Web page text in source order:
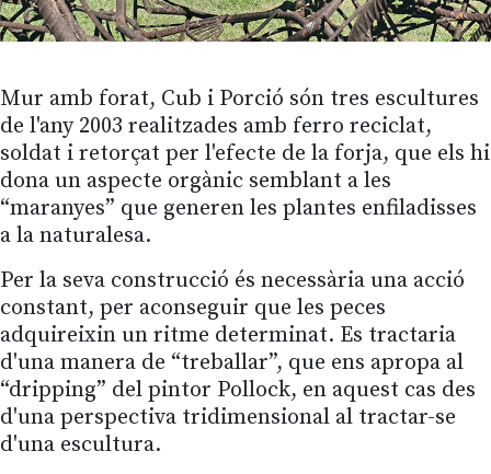
Mur amb forat, Cub i Porció són tres escultures
de l'any 2003 realitzades amb ferro reciclat,
soldat i retorçat per l'efecte de la forja, que els hi
dona un aspecte orgànic semblant a les
“maranyes” que generen les plantes enfiladisses
a la naturalesa.
Per la seva construcció és necessària una acció
constant, per aconseguir que les peces
adquireixin un ritme determinat. Es tractaria
d'una manera de “treballar”, que ens apropa al
“dripping” del pintor Pollock, en aquest cas des
d'una perspectiva tridimensional al tractar-se
d'una escultura.